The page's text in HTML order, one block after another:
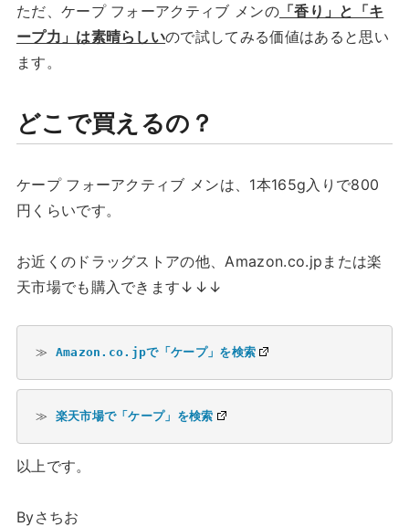
ただ、ケープ フォーアクティブ メンの 「香り」と「キ
ープ力」は素晴らしいので試してみる価値はあると思い
ます。
どこで買えるの？
ケープ フォーアクティブ メンは、1本165g入りで800
円くらいです。
お近くのドラッグストアの他、Amazon.co.jpまたは楽
天市場でも購入できます↓↓↓
≫ Amazon.co.jpで「ケープ」を検索
≫ 楽天市場で「ケープ」を検索
以上です。
Byさちお